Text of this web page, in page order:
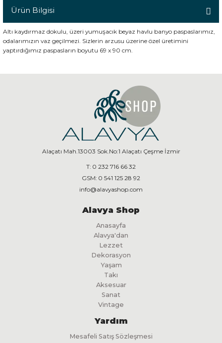
Ürün Bilgisi
Altı kaydırmaz dokulu, üzeri yumuşacık beyaz havlu banyo paspaslarımız,
odalarımızın vaz geçilmezi. Sizlerin arzusu üzerine özel üretimini
yaptırdığımız paspasların boyutu 69 x 90 cm.
Alaçatı Mah.13003 Sok.No:1 Alaçatı Çeşme İzmir
T: 0 232 716 66 32
GSM: 0 541 125 28 92
info@alavyashop.com
Alavya Shop
Anasayfa
Alavya'dan
Lezzet
Dekorasyon
Yaşam
Takı
Aksesuar
Sanat
Vintage
Yardım
Mesafeli Satış Sözleşmesi